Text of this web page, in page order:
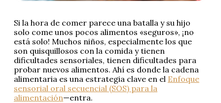
Si la hora de comer parece una batalla y su hijo
solo come unos pocos alimentos «seguros», ¡no
está solo! Muchos niños, especialmente los que
son quisquillosos con la comida y tienen
dificultades sensoriales, tienen dificultades para
probar nuevos alimentos. Ahí es donde la cadena
alimentaria es una estrategia clave en el Enfoque
sensorial oral secuencial (SOS) para la
alimentación—entra.